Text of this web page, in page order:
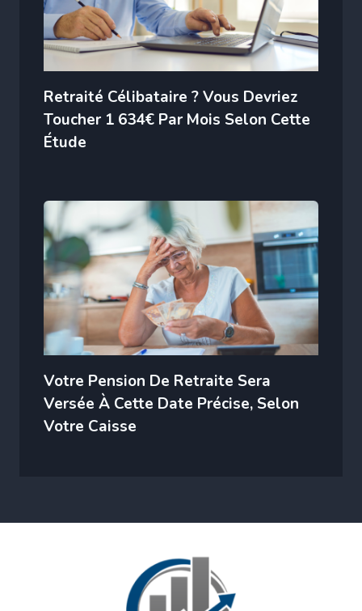
Retraité Célibataire ? Vous Devriez
Toucher 1 634€ Par Mois Selon Cette
Étude
Votre Pension De Retraite Sera
Versée À Cette Date Précise, Selon
Votre Caisse